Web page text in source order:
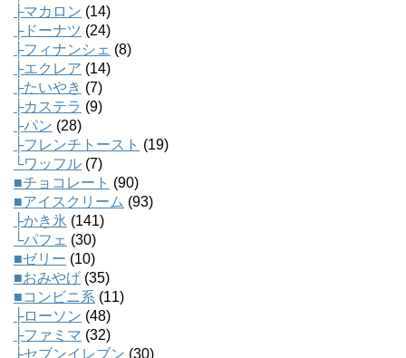
├マカロン (14)
├ドーナツ (24)
├フィナンシェ (8)
├エクレア (14)
├たいやき (7)
├カステラ (9)
├パン (28)
├フレンチトースト (19)
└ワッフル (7)
■チョコレート (90)
■アイスクリーム (93)
├かき氷 (141)
└パフェ (30)
■ゼリー (10)
■おみやげ (35)
■コンビニ系 (11)
├ローソン (48)
├ファミマ (32)
├セブンイレブン (30)